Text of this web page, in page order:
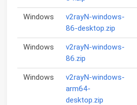
Windows
v2rayN-windows-
86-desktop.zip
Windows
v2rayN-windows-
86.zip
Windows
v2rayN-windows-
arm64-
desktop.zip